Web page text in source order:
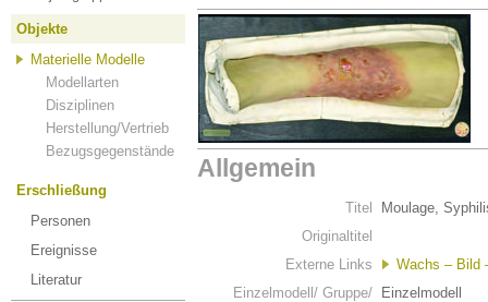
Objekte
Materielle Modelle
Modellarten
Disziplinen
Herstellung/Vertrieb
Bezugsgegenstände
Erschließung
Personen
Ereignisse
Literatur
Allgemein
Titel
Moulage,
Originaltitel
Externe Links
Wachs – Bild
Einzelmodell/ Gruppe/
Einzelmodell